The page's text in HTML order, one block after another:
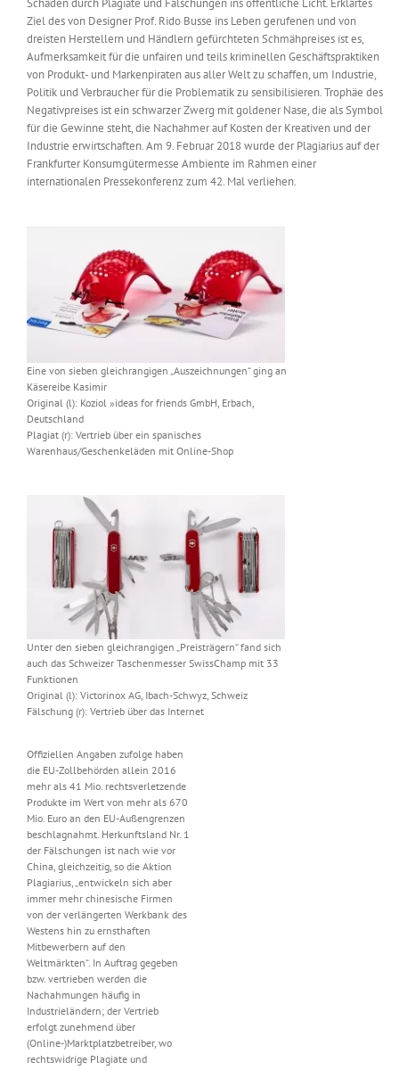
Kontakt
Messen & Events
Unternehmen
Interviews
Jobshop
nach:
Schäden durch Plagiate und Fälschungen ins öffentliche Licht. Erklärtes
Ziel des von Designer Prof. Rido Busse ins Leben gerufenen und von
dreisten Herstellern und Händlern gefürchteten Schmähpreises ist es,
Aufmerksamkeit für die unfairen und teils kriminellen Geschäftspraktiken
von Produkt- und Markenpiraten aus aller Welt zu schaffen, um Industrie,
Politik und Verbraucher für die Problematik zu sensibilisieren. Trophäe des
Negativpreises ist ein schwarzer Zwerg mit goldener Nase, die als Symbol
für die Gewinne steht, die Nachahmer auf Kosten der Kreativen und der
Industrie erwirtschaften. Am 9. Februar 2018 wurde der Plagiarius auf der
Frankfurter Konsumgütermesse Ambiente im Rahmen einer
internationalen Pressekonferenz zum 42. Mal verliehen.
Eine von sieben gleichrangigen „Auszeichnungen“ ging an
Käsereibe Kasimir
Original (l): Koziol »ideas for friends GmbH, Erbach,
Deutschland
Plagiat (r): Vertrieb über ein spanisches
Warenhaus/Geschenkeläden mit Online-Shop
Unter den sieben gleichrangigen „Preisträgern“ fand sich
auch das Schweizer Taschenmesser SwissChamp mit 33
Funktionen
Original (l): Victorinox AG, Ibach-Schwyz, Schweiz
Fälschung (r): Vertrieb über das Internet
Offiziellen Angaben zufolge haben
die EU-Zollbehörden allein 2016
mehr als 41 Mio. rechtsverletzende
Produkte im Wert von mehr als 670
Mio. Euro an den EU-Außengrenzen
beschlagnahmt. Herkunftsland Nr. 1
der Fälschungen ist nach wie vor
China, gleichzeitig, so die Aktion
Plagiarius, „entwickeln sich aber
immer mehr chinesische Firmen
von der verlängerten Werkbank des
Westens hin zu ernsthaften
Mitbewerbern auf den
Weltmärkten“. In Auftrag gegeben
bzw. vertrieben werden die
Nachahmungen häufig in
Industrieländern; der Vertrieb
erfolgt zunehmend über
(Online-)Marktplatzbetreiber, wo
rechtswidrige Plagiate und